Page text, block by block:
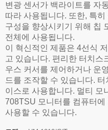
변광 센서가 백라이트를 자
따라 사용됩니다. 또한, 특
구성을 향상시키기 위해 칩
전체에 사용됩니다.
이 혁신적인 제품은 4선식
고 있습니다. 편리한 터치스
우스 커서를 제어하거나 운
드를 조작할 수 있습니다.
이스로 사용합니다. 멀티 모
708TSU 모니터를 컴퓨터에
사용할 수 있습니다.